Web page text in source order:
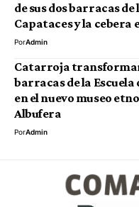
de sus dos barracas de
Capataces y la cebera
PorAdmin
Catarroja
barracas de la Escuela
en el nuevo museo
Albufera
PorAdmin